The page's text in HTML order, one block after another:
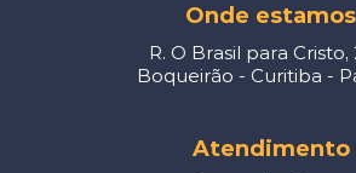
Onde estamos
R. O Brasil para Cristo,
Boqueirão - Curitiba -
Atendimento